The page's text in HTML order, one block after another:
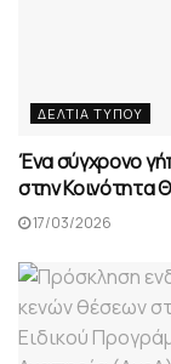
ΔΕΛΤΊΑ ΤΎΠΟΥ
Ένα σύγχρονο
στην Κοινότητα
17/03/2026